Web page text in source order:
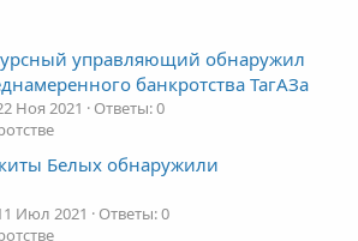
управляющий обнаружил
банкротства ТагАЗа
Ноя 2021
Ответы: 0
Белых обнаружили
Июл 2021
Ответы: 0